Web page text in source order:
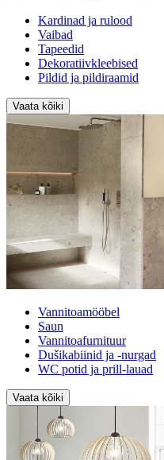
Kardinad ja rulood
Vaibad
Tapeedid
Dekoratiivkleebised
Pildid ja pildiraamid
Vaata kõiki
Vannitoamööbel
Saun
Vannitoafurnituur
Dušikabiinid ja -nurgad
WC potid ja prill-lauad
Vaata kõiki